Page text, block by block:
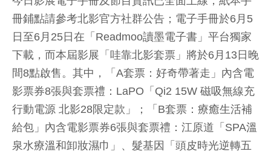
冊鋪點請參考北影官方社群公告；電子手冊於6月5
日至6月25日在「Readmoo讀墨電子書」平台獨家
下載，而本屆影展「哇靠北影套票」將於6月13日晚
間8點啟售。其中，「A套票：好奇帶著走」內含電
影票券8張與套票禮：LaPO「Qi2 15W 磁吸無線充
行動電源 北影28限定款」；「B套票：療癒生活補
給包」內含電影票券6張與套票禮：江原道「SPA溫
泉水療溫和卸妝濕巾」、髮基因「頭皮時光逆轉五